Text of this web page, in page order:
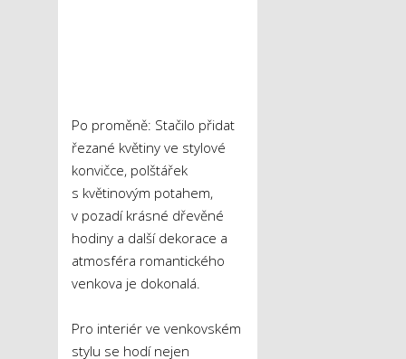
Po proměně: Stačilo přidat
řezané květiny ve stylové
konvičce, polštářek
s květinovým potahem,
v pozadí krásné dřevěné
hodiny a další dekorace a
atmosféra romantického
venkova je dokonalá.
Pro interiér ve venkovském
stylu se hodí nejen